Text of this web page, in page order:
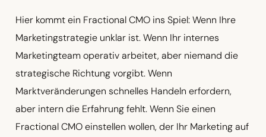
Hier kommt ein Fractional CMO ins Spiel: Wenn Ihre
Marketingstrategie unklar ist. Wenn Ihr internes
Marketingteam operativ arbeitet, aber niemand die
strategische Richtung vorgibt. Wenn
Marktveränderungen schnelles Handeln erfordern,
aber intern die Erfahrung fehlt. Wenn Sie einen
Fractional CMO einstellen wollen, der Ihr Marketing auf